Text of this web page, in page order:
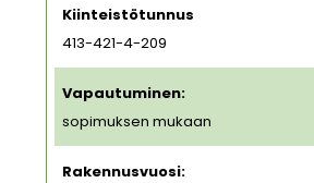
Kiinteistötunnus
413-421-4-209
Vapautuminen:
sopimuksen mukaan
Rakennusvuosi: